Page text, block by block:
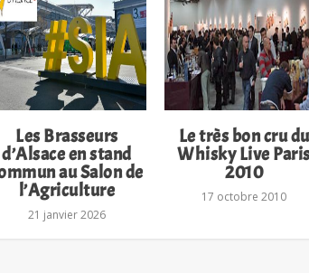
Les Brasseurs
d’Alsace en stand
au Salon de
l’Agriculture
21 janvier 2026
Le très bon cru du
Whisky Live
2010
17 octobre 2010